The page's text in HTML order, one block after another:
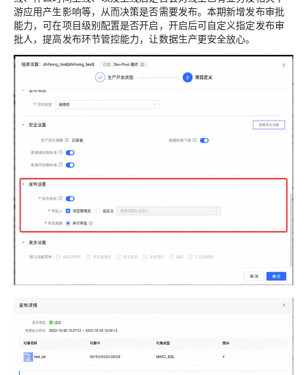
游应用产生影响等，从而决策是否需要发布。本期新增发布审批
能力，可在项目级别配置是否开启，开启后可自定义指定发布审
批人，提高发布环节管控能力，让数据生产更安全放心。